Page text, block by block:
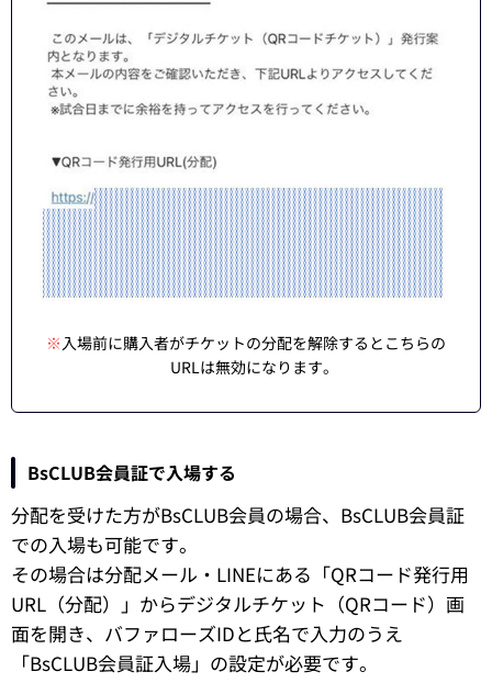
※入場前に購入者がチケットの分配を解除するとこちらの
URLは無効になります。
BsCLUB会員証で入場する
分配を受けた方がBsCLUB会員の場合、BsCLUB会員証
での入場も可能です。
その場合は分配メール・LINEにある「QRコード発行用
URL（分配）」からデジタルチケット（QRコード）画
面を開き、バファローズIDと氏名で入力のうえ
「BsCLUB会員証入場」の設定が必要です。